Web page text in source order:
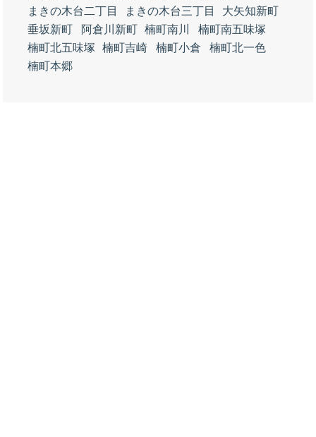
まきの木台二丁目
まきの木台三丁目
大矢知新町
垂坂新町
阿倉川新町 楠町南川
楠町南五味塚
楠町北五味塚
楠町吉崎 楠町小倉
楠町北一色
楠町本郷